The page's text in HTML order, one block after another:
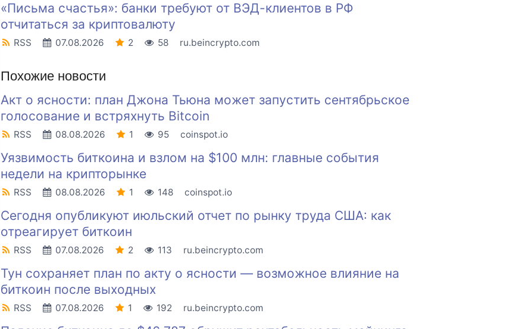
«Письма счастья»: банки требуют от ВЭД-клиентов в РФ
отчитаться за криптовалюту
RSS 07.08.2026 2 58 ru.beincrypto.com
Похожие новости
Акт о ясности: план Джона Тьюна может запустить сентябрьское
голосование и встряхнуть Bitcoin
RSS 08.08.2026 1 95 coinspot.io
Уязвимость биткоина и взлом на $100 млн: главные события
недели на крипторынке
RSS 08.08.2026 1 148 coinspot.io
Сегодня опубликуют июльский отчет по рынку труда США: как
отреагирует биткоин
RSS 07.08.2026 2 113 ru.beincrypto.com
Тун сохраняет план по акту о ясности — возможное влияние на
биткоин после выходных
RSS 07.08.2026 1 192 ru.beincrypto.com